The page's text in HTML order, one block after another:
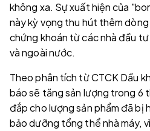
không xa. Sự xuất hiện của
này kỳ vọng thu hút thêm
chứng khoán từ các nhà đầu
và ngoài nước.
Theo phân tích từ CTCK Dầu
báo sẽ tăng sản lượng trong 6
đắp cho lượng sản phẩm đã bị
bảo dưỡng tổng thể nhà máy,